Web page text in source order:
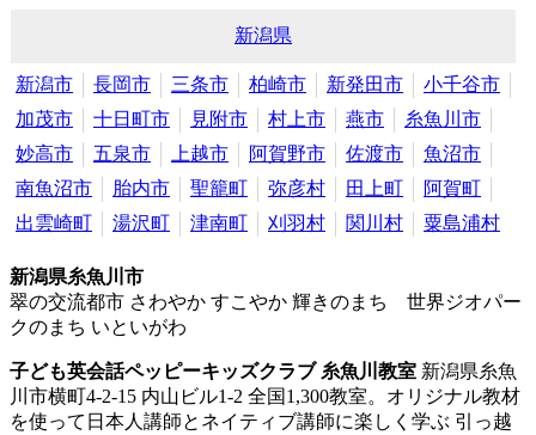
新潟県
新潟市 長岡市 三条市 柏崎市 新発田市
小千谷市
加茂市
十日町市 見附市 村上市 燕市
糸魚川市
妙高市
五泉市 上越市 阿賀野市 佐渡市
魚沼市
南魚沼市
胎内市 聖籠町 弥彦村 田上町
阿賀町
出雲崎町
湯沢町 津南町 刈羽村 関川村 粟島浦村
新潟県糸魚川市
翠の交流都市 さわやか すこやか 輝きのまち 世界ジオパー
クのまち いといがわ
子ども英会話ペッピーキッズクラブ 糸魚川教室 新潟県糸魚
川市横町4-2-15 内山ビル1-2 全国1,300教室。オリジナル教材
を使って日本人講師とネイティブ講師に楽しく学ぶ 引っ越